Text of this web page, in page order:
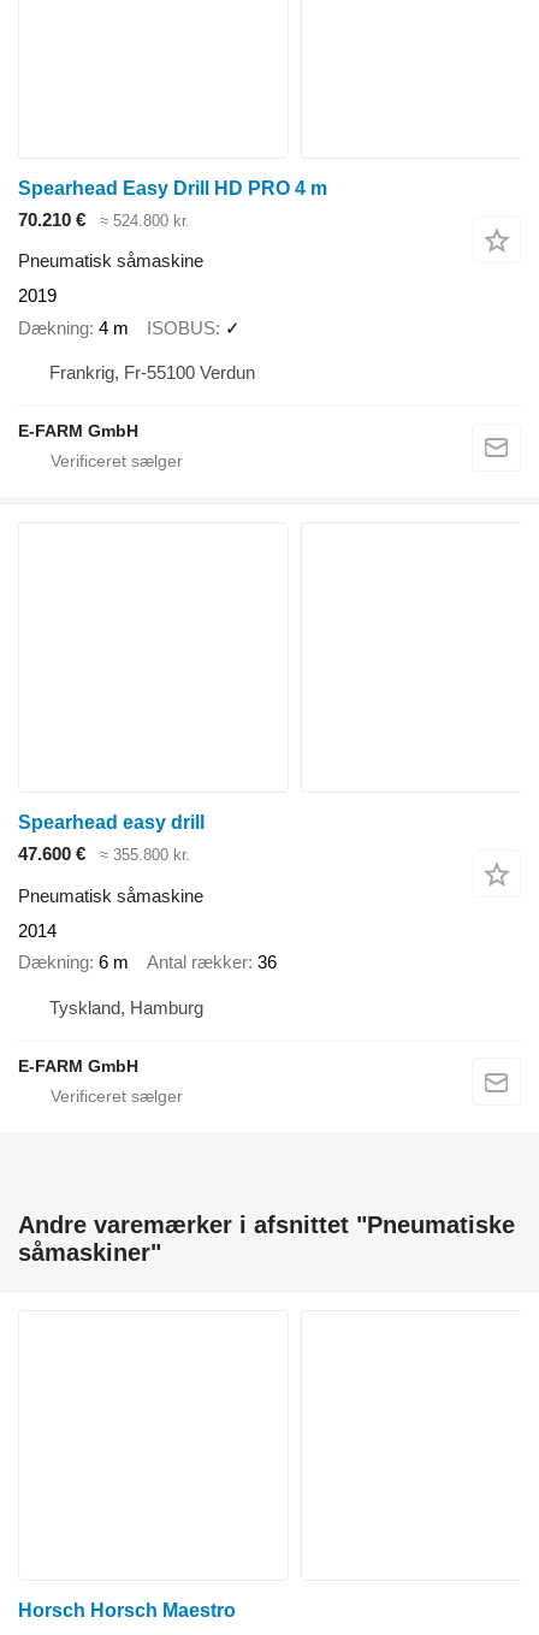
Spearhead Easy Drill HD PRO 4 m
70.210 €
≈ 524.800 kr.
Pneumatisk såmaskine
2019
Dækning 4 m ISOBUS ✓
Frankrig, Fr-55100 Verdun
E-FARM GmbH
Spearhead easy drill
47.600 €
≈ 355.800 kr.
Pneumatisk såmaskine
2014
Dækning 6 m Antal rækker 36
Tyskland, Hamburg
E-FARM GmbH
Andre varemærker i afsnittet "Pneumatiske
såmaskiner"
Horsch Horsch Maestro